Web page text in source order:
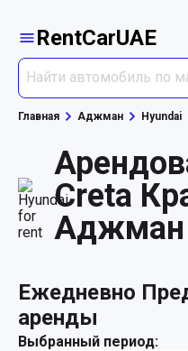
RentCarUAE
Главная Аджман Hyundai
Creta
Аджман
ежедневно Предложение
аренды
Выбранный период: